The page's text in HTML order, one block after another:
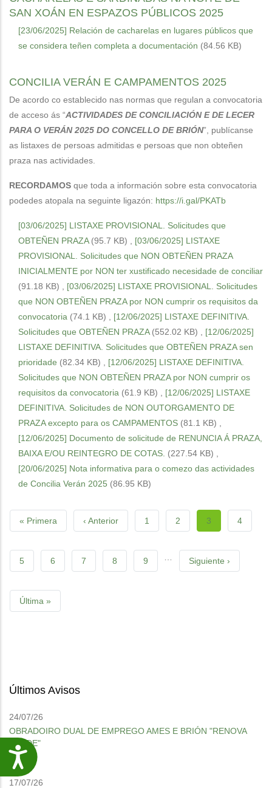
Accesibilidade
SAN XOÁN EN ESPAZOS PÚBLICOS 2025
[23/06/2025] Relación de cacharelas en lugares públicos que
se considera teñen completa a documentación (84.56 KB)
CONCILIA VERÁN E CAMPAMENTOS 2025
De acordo co establecido nas normas que regulan a convocatoria
de acceso ás “ACTIVIDADES DE CONCILIACIÓN E DE LECER
PARA O VERÁN 2025 DO CONCELLO DE BRIÓN”, publícanse
as listaxes de persoas admitidas e persoas que non obteñen
praza nas actividades.
RECORDAMOS que toda a información sobre esta convocatoria
podedes atopala na seguinte ligazón: https://i.gal/PKATb
[03/06/2025] LISTAXE PROVISIONAL. Solicitudes que
OBTEÑEN PRAZA (95.7 KB)
[03/06/2025] LISTAXE
PROVISIONAL. Solicitudes que NON OBTEÑEN PRAZA
INICIALMENTE por NON ter xustificado necesidade de conciliar
(91.18 KB)
[03/06/2025] LISTAXE PROVISIONAL. Solicitudes
que NON OBTEÑEN PRAZA por NON cumprir os requisitos da
convocatoria (74.1 KB)
[12/06/2025] LISTAXE DEFINITIVA.
Solicitudes que OBTEÑEN PRAZA (552.02 KB)
[12/06/2025]
LISTAXE DEFINITIVA. Solicitudes que OBTEÑEN PRAZA sen
prioridade (82.34 KB)
[12/06/2025] LISTAXE DEFINITIVA.
Solicitudes que NON OBTEÑEN PRAZA por NON cumprir os
requisitos da convocatoria (61.9 KB)
[12/06/2025] LISTAXE
DEFINITIVA. Solicitudes de NON OUTORGAMENTO DE
PRAZA excepto para os CAMPAMENTOS (81.1 KB)
[12/06/2025] Documento de solicitude de RENUNCIA Á PRAZA,
BAIXA E/OU REINTEGRO DE COTAS. (227.54 KB)
[20/06/2025] Nota informativa para o comezo das actividades
de Concilia Verán 2025 (86.95 KB)
Pagination
First
« Primera Previous
‹ Anterior Page
1 Page
2 Current
3 Page
4
Page
5 Page
6 Page
7 Page
8 Page
9 Next
Siguiente ›
Last
Última »
Últimos Avisos
24/07/26
OBRADOIRO DUAL DE EMPREGO AMES E BRIÓN "RENOVA
VERDE"
17/07/26